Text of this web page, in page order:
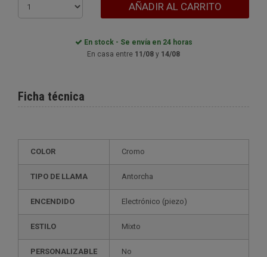
AÑADIR AL CARRITO
En stock - Se envía en 24 horas
En casa entre 11/08 y 14/08
Ficha técnica
COLOR Cromo
TIPO DE LLAMA Antorcha
ENCENDIDO electrónico (piezo)
ESTILO mixto
PERSONALIZABLE no